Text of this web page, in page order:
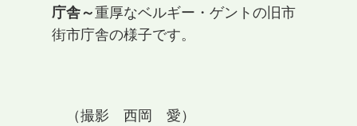
庁舎～重厚なベルギー・ゲントの旧市
街市庁舎の様子です。
（撮影 西岡 愛）